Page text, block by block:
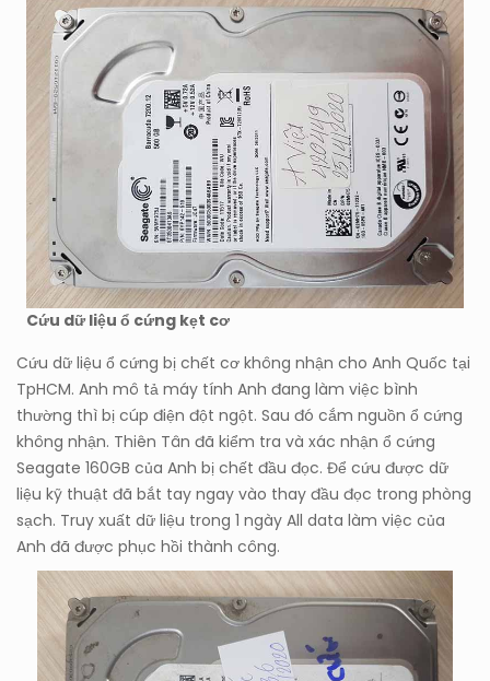
Cứu dữ liệu ổ cứng kẹt cơ
Cứu dữ liệu ổ cứng bị chết cơ không nhận cho Anh Quốc tại
TpHCM. Anh mô tả máy tính Anh đang làm việc bình
thường thì bị cúp điện đột ngột. Sau đó cắm nguồn ổ cứng
không nhận. Thiên Tân đã kiểm tra và xác nhận ổ cứng
Seagate 160GB của Anh bị chết đầu đọc. Để cứu được dữ
liệu kỹ thuật đã bắt tay ngay vào thay đầu đọc trong phòng
sạch. Truy xuất dữ liệu trong 1 ngày All data làm việc của
Anh đã được phục hồi thành công.